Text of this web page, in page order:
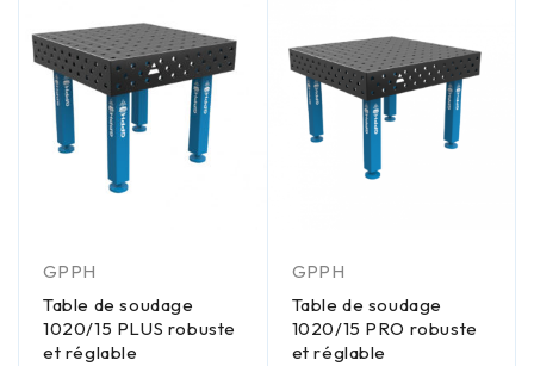
GPPH
Table de soudage
1020/15 PLUS robuste
et réglable
GPPH
Table de soudage
1020/15 PRO robuste
et réglable